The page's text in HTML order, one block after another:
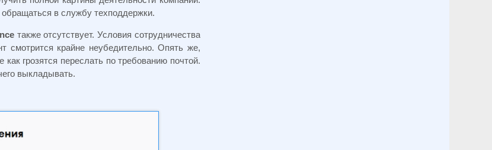
в службу техподдержки.
также отсутствует. Условия сотрудничества
смотрится крайне неубедительно. Опять же,
грозятся переслать по требованию почтой.
выкладывать.